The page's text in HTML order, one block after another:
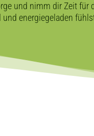
und nimm dir Zeit für
energiegeladen